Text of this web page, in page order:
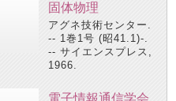
固体物理
アグネ技術センター.
-- 1巻1号 (昭41.1)-.
-- サイエンスプレス,
1966.
電子情報通信学会